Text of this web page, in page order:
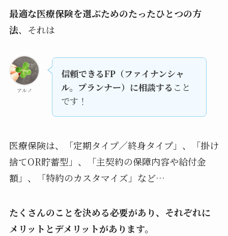
最適な医療保険を選ぶためのたったひとつの方
法、それは
アルノ
信頼できるFP（ファイナンシャ
ル。プランナー）に相談する こと
です！
医療保険は、「定期タイプ／終身タイプ」、「掛け
捨てOR貯蓄型」、「主契約の保障内容や給付金
額」、「特約のカスタマイズ」など…
たくさんのことを決める必要があり、それぞれに
メリットとデメリットがあります。